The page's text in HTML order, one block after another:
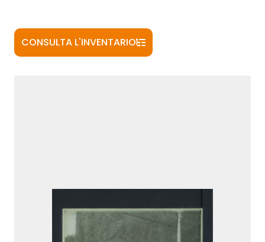
CONSULTA L'INVENTARIO